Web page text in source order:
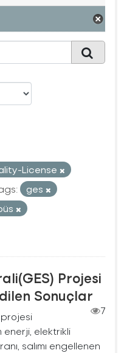
License
ges
Projesi
Sonuçlar
7
projesi
enerji, elektrikli
salımı engellenen